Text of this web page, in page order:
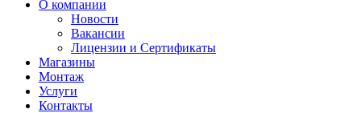
О компании
Новости
Вакансии
Лицензии и Сертификаты
Магазины
Монтаж
Услуги
Контакты